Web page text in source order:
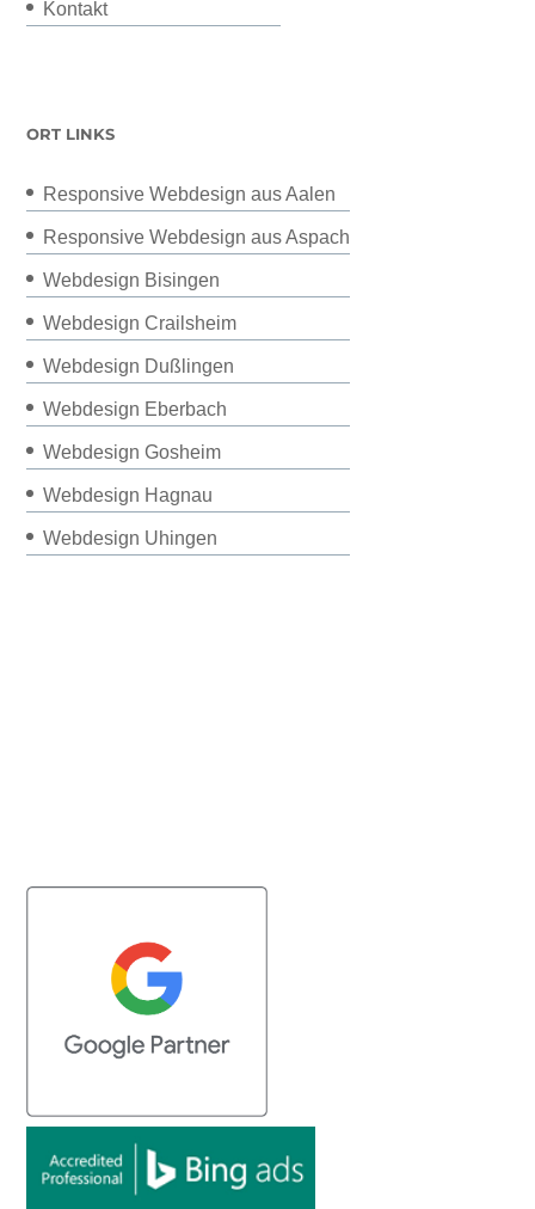
Kontakt
ORT LINKS
Responsive Webdesign aus Aalen
Responsive Webdesign aus Aspach
Webdesign Bisingen
Webdesign Crailsheim
Webdesign Dußlingen
Webdesign Eberbach
Webdesign Gosheim
Webdesign Hagnau
Webdesign Uhingen